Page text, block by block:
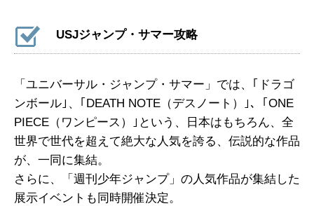
USJジャンプ・サマー攻略
「ユニバーサル・ジャンプ・サマー」では、｢ドラゴ
ンボール｣、｢DEATH NOTE（デスノート）｣、｢ONE
PIECE（ワンピース）｣という、日本はもちろん、全
世界で世代を超えて絶大な人気を誇る、伝説的な作品
が、一同に集結。
さらに、「週刊少年ジャンプ」の人気作品が集結した
展示イベントも同時開催決定。